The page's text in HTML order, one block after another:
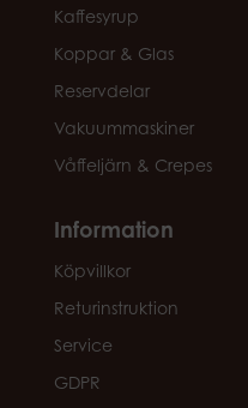
Kaffesyrup
Koppar & Glas
Reservdelar
Vakuummaskiner
Våffeljärn & Crepes
Information
Köpvillkor
Returinstruktion
Service
GDPR